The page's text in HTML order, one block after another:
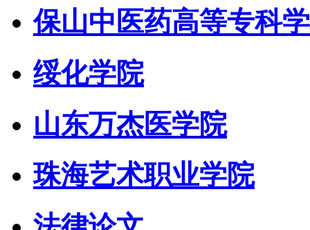
保山中医药高等专科
绥化学院
山东万杰医学院
珠海艺术职业学院